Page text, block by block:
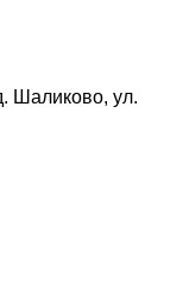
Шаликово, ул.